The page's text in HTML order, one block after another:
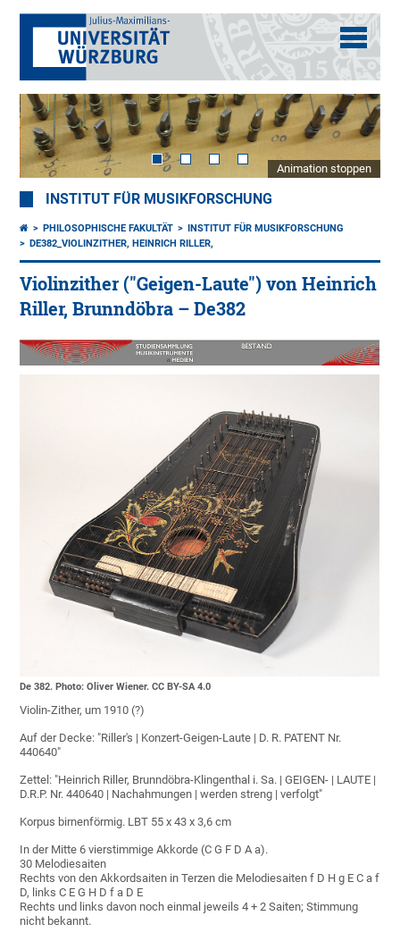
Animation stoppen
INSTITUT FÜR MUSIKFORSCHUNG
PHILOSOPHISCHE FAKULTÄT
INSTITUT FÜR MUSIKFORSCHUNG
DE382_VIOLINZITHER, HEINRICH RILLER,
Violinzither ("Geigen-Laute") von Heinrich
Riller, Brunndöbra – De382
De 382. Photo: Oliver Wiener. CC BY-SA 4.0
Violin-Zither, um 1910 (?)
Auf der Decke: "Riller's | Konzert-Geigen-Laute | D. R. PATENT Nr.
440640"
Zettel: "Heinrich Riller, Brunndöbra-Klingenthal i. Sa. | GEIGEN- | LAUTE |
D.R.P. Nr. 440640 | Nachahmungen | werden streng | verfolgt"
Korpus birnenförmig. LBT 55 x 43 x 3,6 cm
In der Mitte 6 vierstimmige Akkorde (C G F D A a).
30 Melodiesaiten
Rechts von den Akkordsaiten in Terzen die Melodiesaiten f D H g E C a f
D, links C E G H D f a D E
Rechts und links davon noch einmal jeweils 4 + 2 Saiten; Stimmung
nicht bekannt.